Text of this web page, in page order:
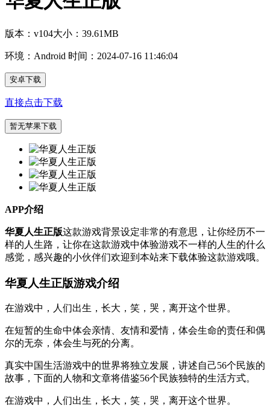
版本：v104大小：39.61MB
环境：Android 时间：2024-07-16 11:46:04
安卓下载
直接点击下载
暂无苹果下载
APP介绍
华夏人生正版这款游戏背景设定非常的有意思，让你经历不一
样的人生路，让你在这款游戏中体验游戏不一样的人生的什么
感觉，感兴趣的小伙伴们欢迎到本站来下载体验这款游戏哦。
华夏人生正版游戏介绍
在游戏中，人们出生，长大，笑，哭，离开这个世界。
在短暂的生命中体会亲情、友情和爱情，体会生命的责任和偶
尔的无奈，体会生与死的分离。
真实中国生活游戏中的世界将独立发展，讲述自己56个民族的
故事，下面的人物和文章将借鉴56个民族独特的生活方式。
在游戏中，人们出生，长大，笑，哭，离开这个世界。